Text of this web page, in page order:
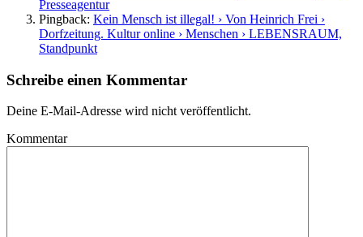
Presseagentur
Pingback: Kein Mensch ist illegal! › Von Heinrich Frei ›
Dorfzeitung. Kultur online › Menschen › LEBENSRAUM,
Standpunkt
Schreibe einen Kommentar
Deine E-Mail-Adresse wird nicht veröffentlicht.
Kommentar